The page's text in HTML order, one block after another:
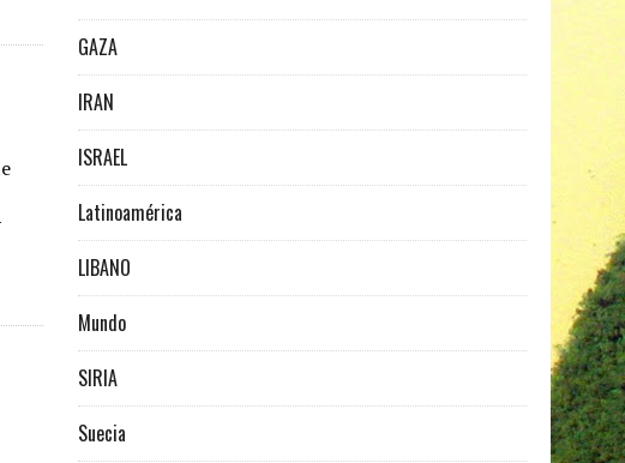
GAZA
IRAN
ISRAEL
Latinoamérica
LIBANO
Mundo
SIRIA
Suecia